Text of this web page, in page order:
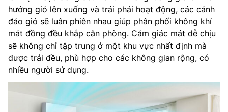
hướng gió lên xuống và trái phải hoạt động, các cánh
đảo gió sẽ luân phiên nhau giúp phân phối không khí
mát đồng đều khắp căn phòng. Cảm giác mát dễ chịu
sẽ không chỉ tập trung ở một khu vực nhất định mà
được trải đều, phù hợp cho các không gian rộng, có
nhiều người sử dụng.